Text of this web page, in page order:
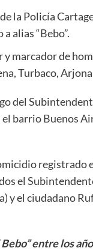
la Policía
alias “Bebo”.
y marcador de
Turbaco,
del
barrio Buenos
registrado
el
y el ciudadano
entre los